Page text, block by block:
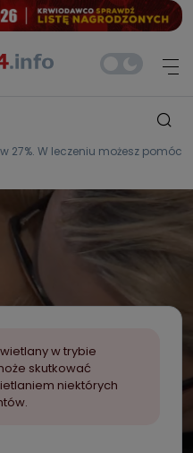
27%. W leczeniu możesz pomóc
w trybie
skutkować
niektórych